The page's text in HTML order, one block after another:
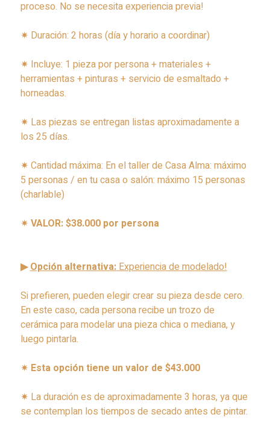
proceso. No se necesita experiencia previa!
✷ Duración: 2 horas (día y horario a coordinar)
✷ Incluye: 1 pieza por persona + materiales +
herramientas + pinturas + servicio de esmaltado +
horneadas.
✷ Las piezas se entregan listas aproximadamente a
los 25 días.
✷ Cantidad máxima: En el taller de Casa Alma: máximo
5 personas / en tu casa o salón: máximo 15 personas
(charlable)
✷ VALOR: $38.000 por persona
▶Opción alternativa:Experiencia de modelado!
Si prefieren, pueden elegir crear su pieza desde cero.
En este caso, cada persona recibe un trozo de
cerámica para modelar una pieza chica o mediana, y
luego pintarla.
✷ Esta opción tiene un valor de $43.000
✷ La duración es de aproximadamente 3 horas, ya que
se contemplan los tiempos de secado antes de pintar.